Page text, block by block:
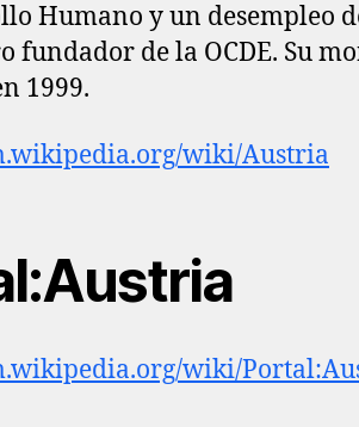
Humano y un desempleo
fundador de la OCDE. Su
1999.
wiki/Austria
wiki/